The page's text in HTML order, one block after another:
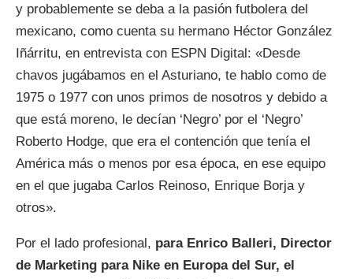
y probablemente se deba a la pasión futbolera del
mexicano, como cuenta su hermano Héctor González
Iñárritu, en entrevista con ESPN Digital: «Desde
chavos jugábamos en el Asturiano, te hablo como de
1975 o 1977 con unos primos de nosotros y debido a
que está moreno, le decían ‘Negro’ por el ‘Negro’
Roberto Hodge, que era el contención que tenía el
América más o menos por esa época, en ese equipo
en el que jugaba Carlos Reinoso, Enrique Borja y
otros».
Por el lado profesional, para Enrico Balleri, Director
de Marketing para Nike en Europa del Sur, el